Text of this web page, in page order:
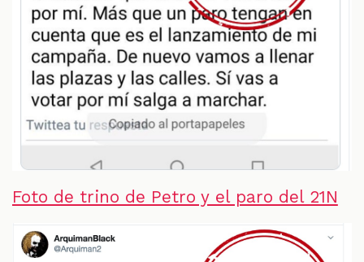
Foto de trino de Petro y el paro del 21N